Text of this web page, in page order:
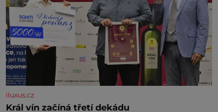
iluxus.cz
Král vín začíná třetí dekádu